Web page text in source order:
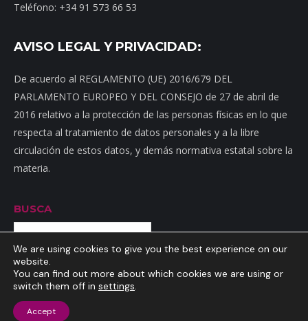
Teléfono: +34 91 573 66 53
AVISO LEGAL Y PRIVACIDAD:
De acuerdo al REGLAMENTO (UE) 2016/679 DEL
PARLAMENTO EUROPEO Y DEL CONSEJO de 27 de abril de
2016 relativo a la protección de las personas físicas en lo que
respecta al tratamiento de datos personales y a la libre
circulación de estos datos, y demás normativa estatal sobre la
materia.
BUSCA
Buscar
Inicio Mapa web
de privacidad
We are using cookies to give you the best experience on our
website.
You can find out more about which cookies we are using or
switch them off in settings.
Accept